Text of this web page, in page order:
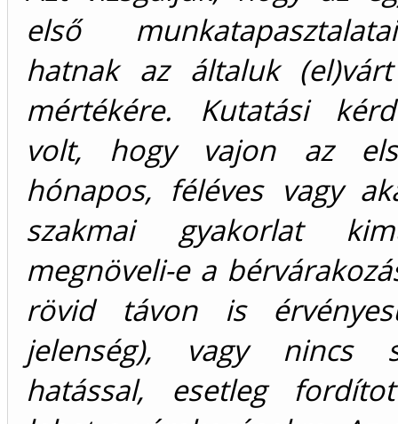
első
hatnak az általuk
mértékére. Kutatási
volt, hogy vajon az
hónapos, féléves vagy
szakmai gyakorlat
megnöveli-e a
rövid távon is
jelenség), vagy nincs
hatással, esetleg